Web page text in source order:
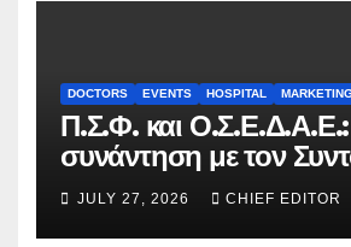
DOCTORS EVENTS HOSPITAL
Π.Σ.Φ. και Ο.Σ.Ε.Δ.Α.Ε.:
συνάντηση με τον
του Γραφείου του
Πρωθυπουργού
JULY 27, 2026 CHIEF EDITOR